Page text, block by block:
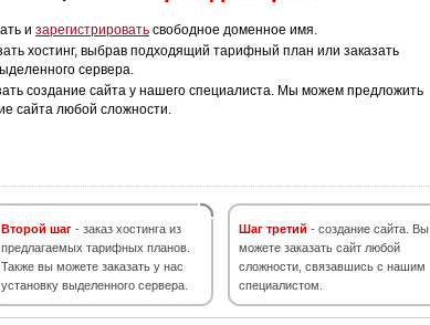
и зарегистрировать свободное доменное имя.
хостинг, выбрав подходящий тарифный план или заказать
сервера.
создание сайта у нашего специалиста. Мы можем предложить
сайта любой сложности.
Второй шаг - заказ хостинга из
предлагаемых тарифных планов.
Также вы можете заказать у нас
установку выделенного сервера.
Шаг третий - создание сайта. Вы
можете заказать сайт любой
сложности, связавшись с нашим
специалистом.